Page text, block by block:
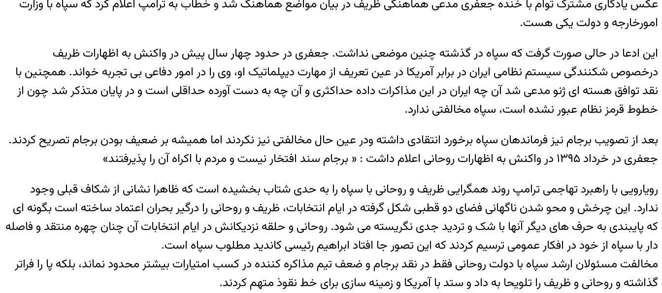
عکس یادگاری مشترک توام با خنده جعفری مدعی هماهنگی ظریف در بیان مواضع هماهنگ شد و خطاب به ترامپ اعلام کرد که سپاه با وزارت
امورخارجه و دولت یکی هست.
این ادعا در حالی صورت گرفت که سپاه در گذشته چنین موضعی نداشت. جعفری در حدود چهار سال پیش در واکنش به اظهارات ظریف
درخصوص شکنندگی سیستم نظامی ایران در برابر آمریکا در عین تعریف از مهارت دیپلماتیک او، وی را در امور دفاعی بی تجربه خواند. همچنین با
نقد توافق هسته ای ژنو مدعی شد آن‌ چه ایران در این مذاکرات داده حداکثری و آن‌ چه به دست آورده حداقلی است و در پایان متذکر شد چون از
خطوط قرمز نظام عبور نشده است، سپاه مخالفتی ندارد.
بعد از تصویب برجام نیز فرماندهان سپاه برخورد انتقادی داشته ودر عین حال مخالفتی نیز نکردند اما همیشه بر ضعیف بودن برجام تصریح کردند.
جعفری در خرداد ۱۳۹۵ در واکنش به اظهارات روحانی اعلام داشت : « برجام سند افتخار نیست و مردم با اکراه آن را پذیرفتند»
رویارویی با راهبرد تهاجمی ترامپ روند همگرایی ظریف و روحانی با سپاه را به حدی شتاب بخشیده است که ظاهرا نشانی از شکاف قبلی وجود
ندارد. این چرخش و محو شدن ناگهانی فضای دو قطبی شکل گرفته در ایام انتخابات، ظریف و روحانی را درگیر بحران اعتماد ساخته است بگونه ای
که پایبندی به حرف های دیگر آنها با شک و تردید جدی نگریسته می شود. روحانی و حلقه نزدیکانش در ایام انتخابات آن چنان چهره منتقد و فاصله
دار با سپاه از خود در افکار عمومی ترسیم کردند که این تصور جا افتاد ابراهیم رئیسی کاندید مطلوب سپاه است.
مخالفت مسئولان ارشد سپاه با دولت روحانی فقط در نقد برجام و ضعف تیم مذاکره کننده در کسب امتیارات بیشتر محدود نماند، بلکه پا را فراتر
گذاشته و روحانی و ظریف را تلویحا به داد و ستد با آمریکا و زمینه سازی برای خط نقوذ متهم کردند.